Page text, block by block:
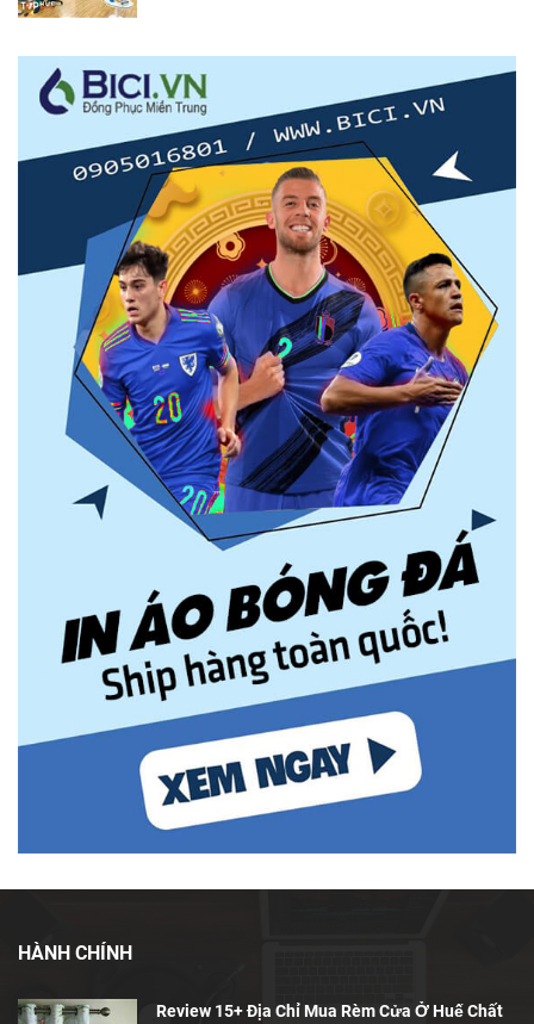
HÀNH CHÍNH
Review 15+ Địa Chỉ Mua Rèm Cửa Ở Huế Chất